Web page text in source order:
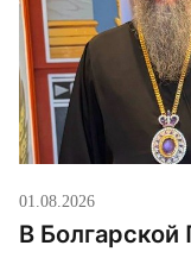
01.08.2026
В